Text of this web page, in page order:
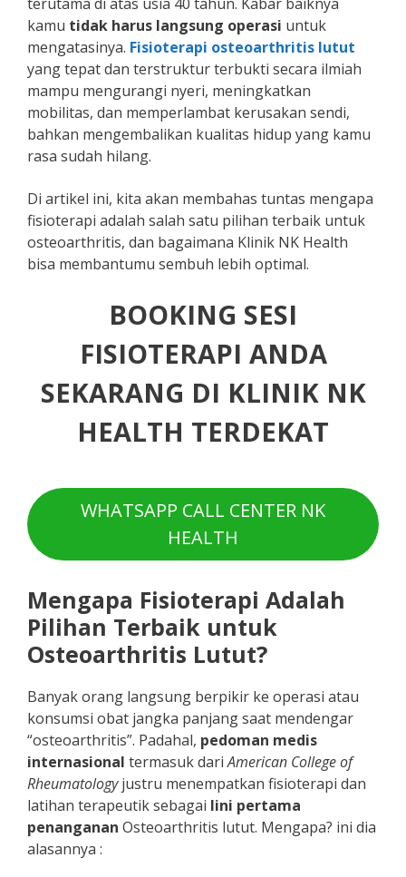
kamu tidak harus langsung operasi untuk
mengatasinya. Fisioterapi osteoarthritis lutut
yang tepat dan terstruktur terbukti secara ilmiah
mampu mengurangi nyeri, meningkatkan
mobilitas, dan memperlambat kerusakan sendi,
bahkan mengembalikan kualitas hidup yang kamu
rasa sudah hilang.
Di artikel ini, kita akan membahas tuntas mengapa
fisioterapi adalah salah satu pilihan terbaik untuk
osteoarthritis, dan bagaimana Klinik NK Health
bisa membantumu sembuh lebih optimal.
BOOKING SESI
FISIOTERAPI ANDA
SEKARANG DI KLINIK NK
HEALTH TERDEKAT
WHATSAPP CALL CENTER NK
HEALTH
Mengapa Fisioterapi Adalah
Pilihan Terbaik untuk
Osteoarthritis Lutut?
Banyak orang langsung berpikir ke operasi atau
konsumsi obat jangka panjang saat mendengar
“osteoarthritis”. Padahal, pedoman medis
internasional termasuk dariAmerican College of
Rheumatologyjustru menempatkan fisioterapi dan
latihan terapeutik sebagai lini pertama
penanganan Osteoarthritis lutut. Mengapa? ini dia
alasannya :